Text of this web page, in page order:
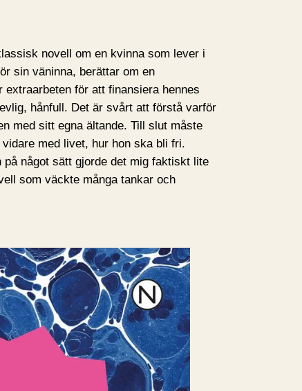
novell om en kvinna som lever i
sin väninna, berättar om en
för att finansiera hennes
hånfull. Det är svårt att förstå varför
med sitt egna ältande. Till slut måste
med livet, hur hon ska bli fri.
något sätt gjorde det mig faktiskt lite
som väckte många tankar och